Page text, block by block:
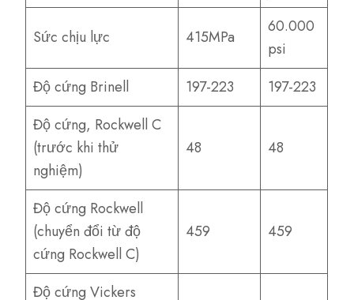
Sức chịu lực 415MPa
60.000
psi
Độ cứng Brinell
197-223
197-223
Độ cứng, Rockwell C
(trước khi thử
nghiệm)
48 48
Độ cứng Rockwell
(chuyển đổi từ độ
cứng Rockwell C)
459 459
Độ cứng Vickers